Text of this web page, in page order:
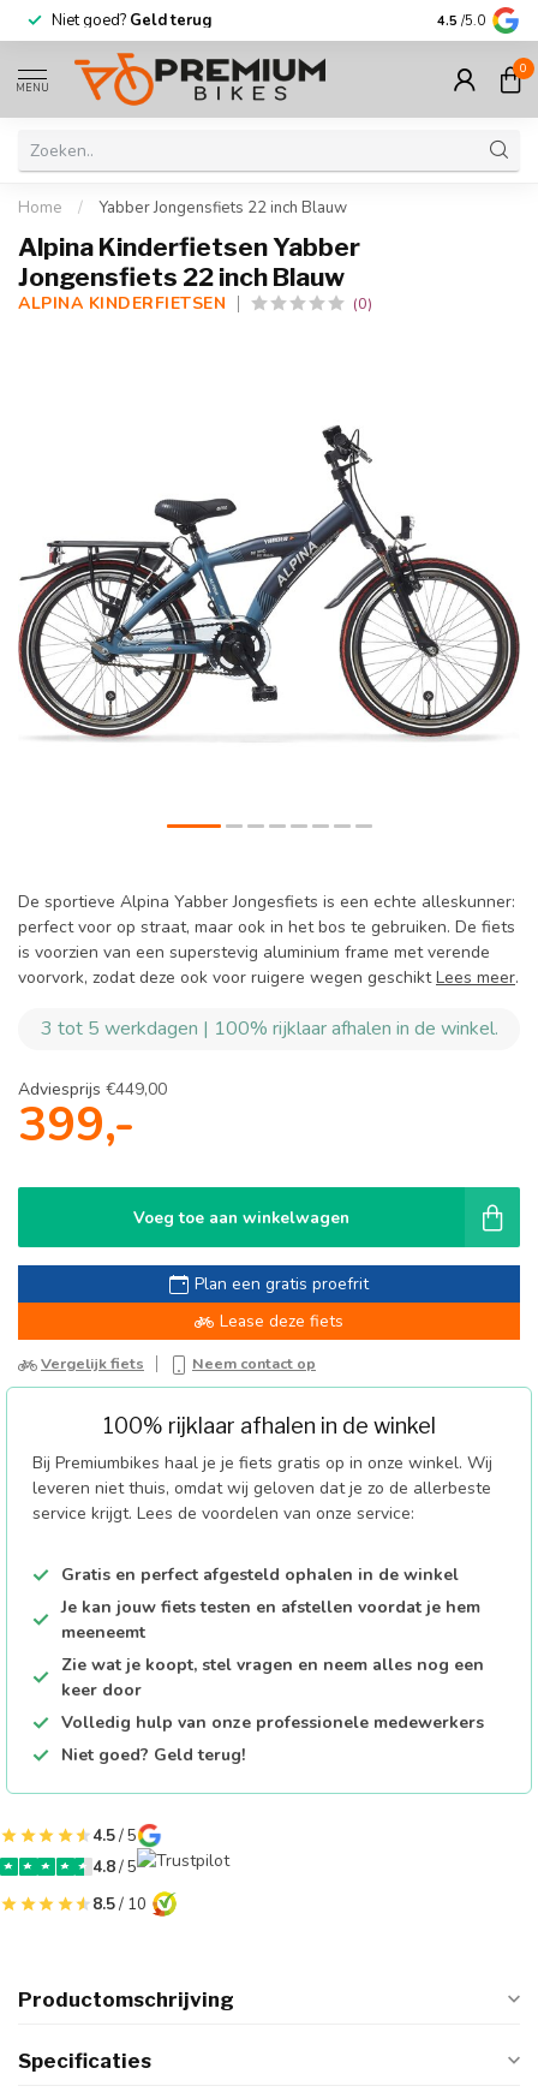
Niet goed? Geld terug Meer dan
4.5 /5.0
MENU
0
Home / Yabber Jongensfiets 22 inch Blauw
Alpina Kinderfietsen Yabber
Jongensfiets 22 inch Blauw
ALPINA KINDERFIETSEN (0)
De sportieve Alpina Yabber Jongesfiets is een echte alleskunner:
perfect voor op straat, maar ook in het bos te gebruiken. De fiets
is voorzien van een superstevig aluminium frame met verende
voorvork, zodat deze ook voor ruigere wegen geschiktLees meer.
3 tot 5 werkdagen | 100% rijklaar afhalen in de winkel.
Adviesprijs €449,00
399,-
Voeg toe aan winkelwagen
Plan een gratis proefrit
Lease deze fiets
Vergelijk fiets Neem contact op
100% rijklaar afhalen in de winkel
Bij Premiumbikes haal je je fiets gratis op in onze winkel. Wij
leveren niet thuis, omdat wij geloven dat je zo de allerbeste
service krijgt. Lees de voordelen van onze service:
Gratis en perfect afgesteld ophalen in de winkel
Je kan jouw fiets testen en afstellen voordat je hem
meeneemt
Zie wat je koopt, stel vragen en neem alles nog een
keer door
Volledig hulp van onze professionele medewerkers
Niet goed? Geld terug!
4.5/ 5
4.8/ 5
8.5/ 10
Productomschrijving
Specificaties